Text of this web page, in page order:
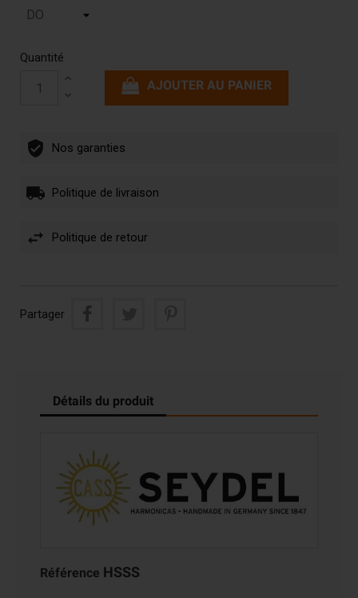
Quantité
AJOUTER AU PANIER
Nos garanties
Politique de livraison
Politique de retour
Partager
Détails du produit
Référence HSSS